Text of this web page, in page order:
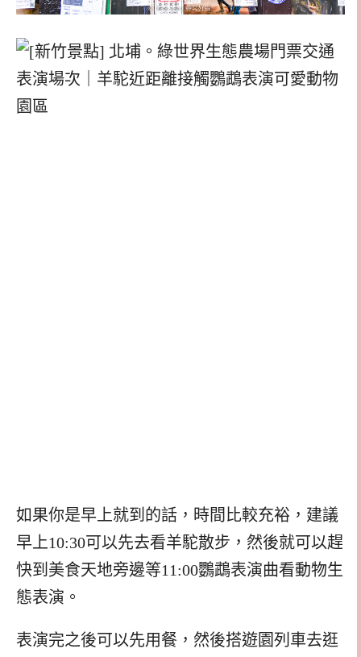
如果你是早上就到的話，時間比較充裕，建議
早上10:30可以先去看羊駝散步，然後就可以趕
快到美食天地旁邊等11:00鸚鵡表演曲看動物生
態表演。
表演完之後可以先用餐，然後搭遊園列車去逛